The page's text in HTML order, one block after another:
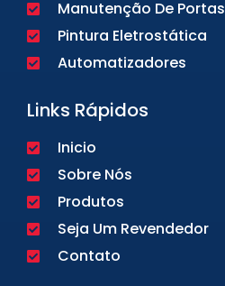
Manutenção De Portas
Pintura Eletrostática
Automatizadores
Links Rápidos
Inicio
Sobre Nós
Produtos
Seja Um Revendedor
Contato